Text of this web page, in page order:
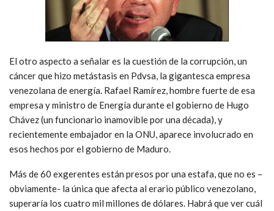
El otro aspecto a señalar es la cuestión de la corrupción, un
cáncer que hizo metástasis en Pdvsa, la gigantesca empresa
venezolana de energía. Rafael Ramírez, hombre fuerte de esa
empresa y ministro de Energía durante el gobierno de Hugo
Chávez (un funcionario inamovible por una década), y
recientemente embajador en la ONU, aparece involucrado en
esos hechos por el gobierno de Maduro.
Más de 60 exgerentes están presos por una estafa, que no es –
obviamente- la única que afecta al erario público venezolano,
superaría los cuatro mil millones de dólares. Habrá que ver cuál